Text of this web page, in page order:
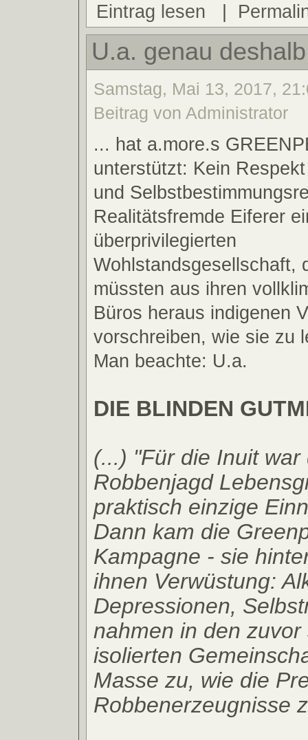
Eintrag lesen |
U.a. genau
Samstag, Mai 13, 2017,
Beitrag von Administrator
... hat a.more.s
unterstützt: Kein
und
Realitätsfremde Eiferer
überprivilegierten
Wohlstandsgesellschaft,
müssten aus ihren
Büros heraus indigenen
vorschreiben, wie sie zu
Man beachte: U.a.
DIE BLINDEN
(...) "Für die Inuit war
Robbenjagd
praktisch einzige
Dann kam die
Kampagne - sie
ihnen Verwüstung:
Depressionen,
nahmen in den zuvor
isolierten
Masse zu, wie die
Robbenerzeugnisse